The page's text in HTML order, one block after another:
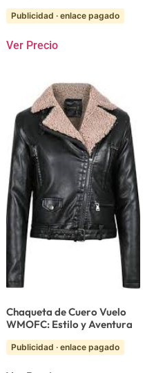
Publicidad · enlace pagado
Ver Precio
Chaqueta de Cuero Vuelo
WMOFC: Estilo y Aventura
Publicidad · enlace pagado